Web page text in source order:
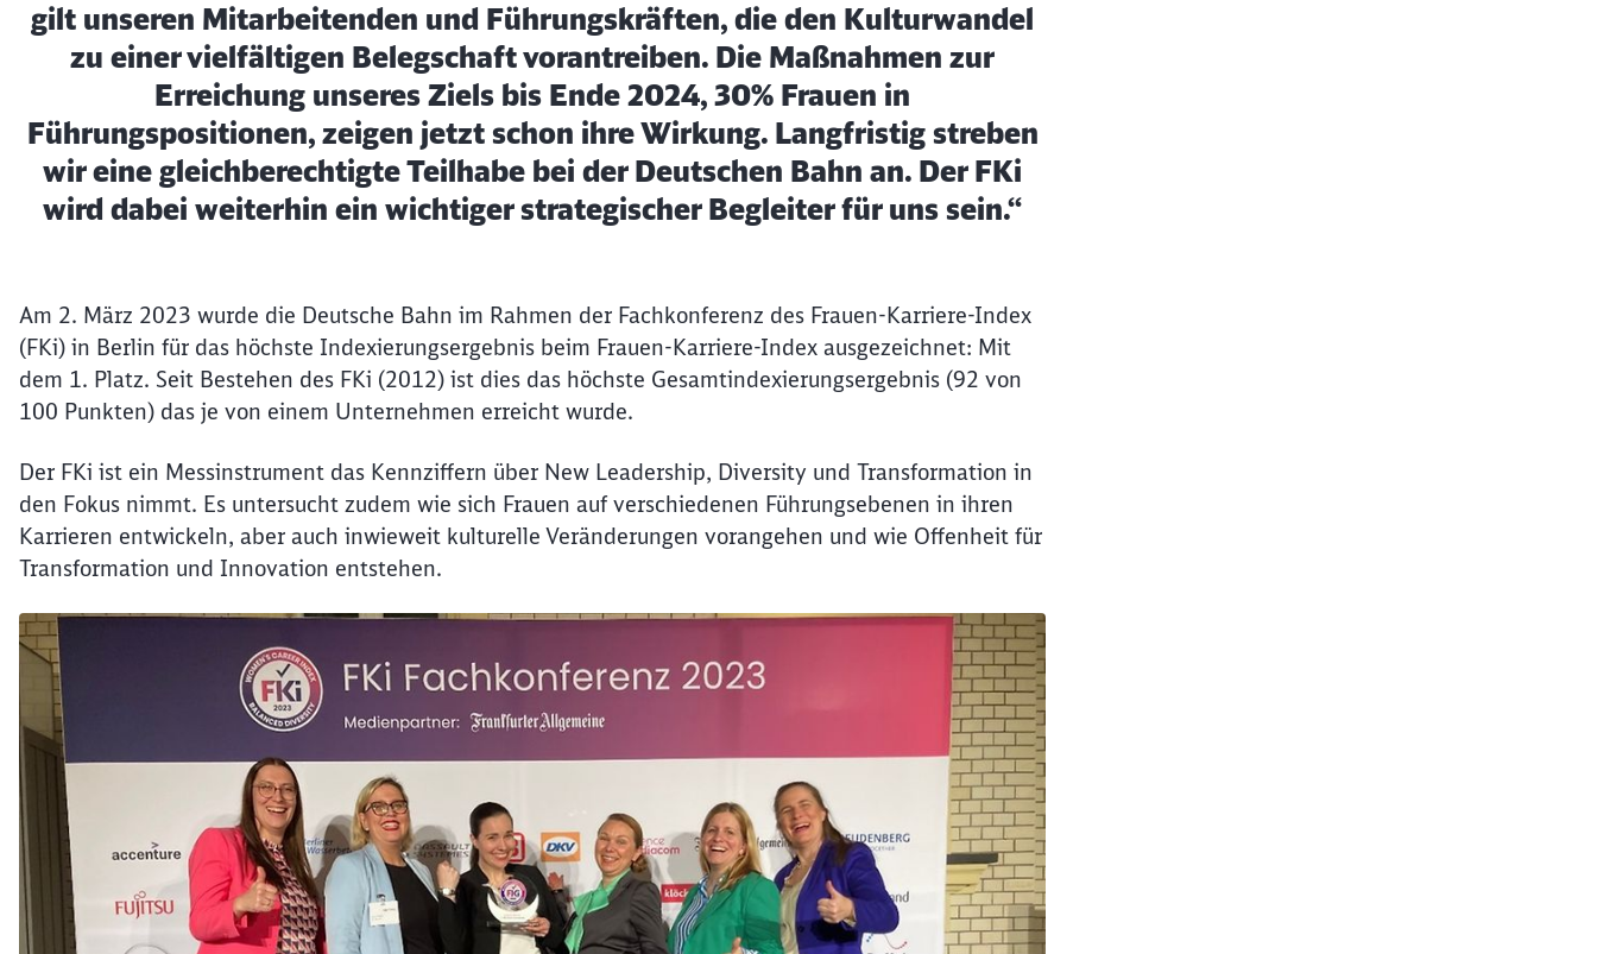
gilt unseren Mitarbeitenden und Führungskräften, die den Kulturwandel
zu einer vielfältigen Belegschaft vorantreiben. Die Maßnahmen zur
Erreichung unseres Ziels bis Ende 2024, 30% Frauen in
Führungspositionen, zeigen jetzt schon ihre Wirkung. Langfristig streben
wir eine gleichberechtigte Teilhabe bei der Deutschen Bahn an. Der FKi
wird dabei weiterhin ein wichtiger strategischer Begleiter für uns sein.“
Am 2. März 2023 wurde die Deutsche Bahn im Rahmen der Fachkonferenz des Frauen-Karriere-Index
(FKi) in Berlin für das höchste Indexierungsergebnis beim Frauen-Karriere-Index ausgezeichnet: Mit
dem 1. Platz. Seit Bestehen des FKi (2012) ist dies das höchste Gesamtindexierungsergebnis (92 von
100 Punkten) das je von einem Unternehmen erreicht wurde.
Der FKi ist ein Messinstrument das Kennziffern über New Leadership, Diversity und Transformation in
den Fokus nimmt. Es untersucht zudem wie sich Frauen auf verschiedenen Führungsebenen in ihren
Karrieren entwickeln, aber auch inwieweit kulturelle Veränderungen vorangehen und wie Offenheit für
Transformation und Innovation entstehen.